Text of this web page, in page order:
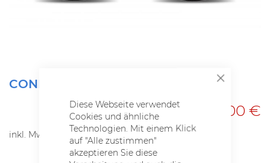
Diese Webseite verwendet
Cookies und ähnliche
Technologien. Mit einem Klick
auf "Alle zustimmen"
akzeptieren Sie diese
Anfang
CONE TRAIL 2.0 ALLROAD DISC 29
899,00 €
inkl. MwSt.